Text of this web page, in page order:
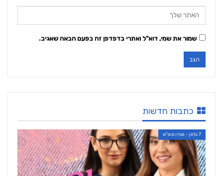
שמור את שמי, דוא"ל ואתרי בדפדפן זה בפעם הבאה שאגיב.
כתבות חדשות
7 בלוק - מגזין סופ"ש